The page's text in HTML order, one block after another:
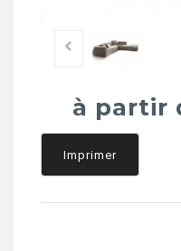
à partir
Imprimer